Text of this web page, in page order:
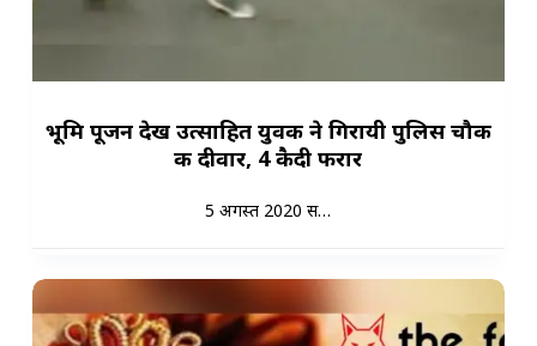
भूमि पूजन देख उत्साहित युवक ने गिरायी पुलिस चौकी
की दीवार, 4 कैदी फरार
5 अगस्त 2020 स…